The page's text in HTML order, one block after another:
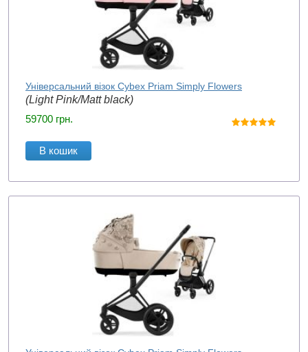
Універсальний візок Cybex Priam Simply Flowers
(Light Pink/Matt black)
59700 грн.
В кошик